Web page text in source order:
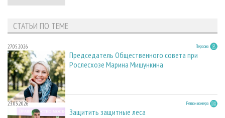
СТАТЬИ ПО ТЕМЕ
27.05.2026 Персона
Председатель Общественного совета при
Рослесхозе Марина Мишункина
23.03.2026 Регион номера
Защитить защитные леса